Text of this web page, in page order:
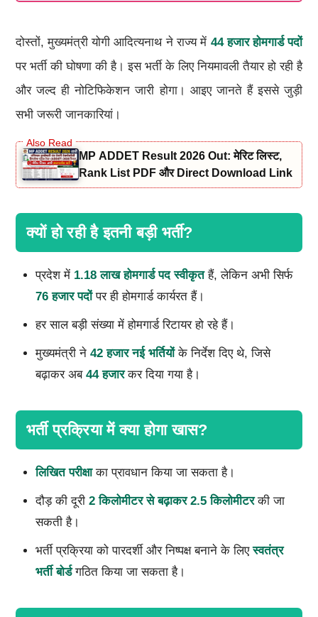
दोस्तों, मुख्यमंत्री योगी आदित्यनाथ ने राज्य में 44हजार होमगार्ड पदों
पर भर्ती की घोषणा की है। इस भर्ती के लिए नियमावली तैयार हो रही है
और जल्द ही नोटिफिकेशन जारी होगा। आइए जानते हैं इससे जुड़ी
सभी जरूरी जानकारियां।
MP ADDET Result 2026 Out: मेरिट लिस्ट,
Rank List PDF और Direct Download Link
क्यों हो रही है इतनी बड़ी भर्ती?
प्रदेश में 1.18लाख होमगार्ड पद स्वीकृतहैं, लेकिन अभी सिर्फ
76हजार पदोंपर ही होमगार्ड कार्यरत हैं।
हर साल बड़ी संख्या में होमगार्ड रिटायर हो रहे हैं।
मुख्यमंत्री ने 42हजार नई भर्तियोंके निर्देश दिए थे, जिसे
बढ़ाकर अब 44हजारकर दिया गया है।
भर्ती प्रक्रिया में क्या होगा खास?
लिखित परीक्षाका प्रावधान किया जा सकता है।
दौड़ की दूरी 2किलोमीटर से बढ़ाकर2.5किलोमीटरकी जा
सकती है।
भर्ती प्रक्रिया को पारदर्शी और निष्पक्ष बनाने के लिएस्वतंत्र
भर्ती बोर्डगठित किया जा सकता है।